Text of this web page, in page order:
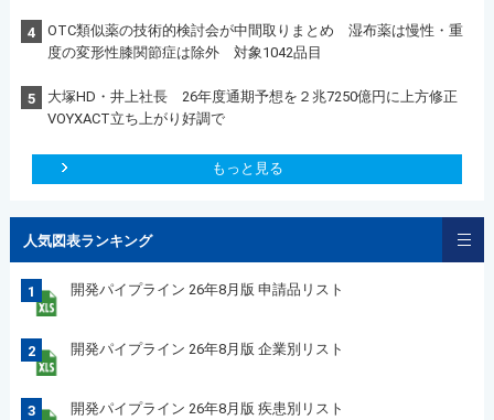
4
OTC類似薬の技術的検討会が中間取りまとめ 湿布薬は慢性・重
度の変形性膝関節症は除外 対象1042品目
5
大塚HD・井上社長 26年度通期予想を２兆7250億円に上方修正
VOYXACT立ち上がり好調で
もっと見る
人気図表ランキング
1 開発パイプライン 26年8月版 申請品リスト
2 開発パイプライン 26年8月版 企業別リスト
3 開発パイプライン 26年8月版 疾患別リスト